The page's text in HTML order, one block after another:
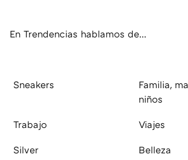
En Trendencias hablamos de...
Sneakers
Familia,
niños
Trabajo Viajes
Silver Belleza